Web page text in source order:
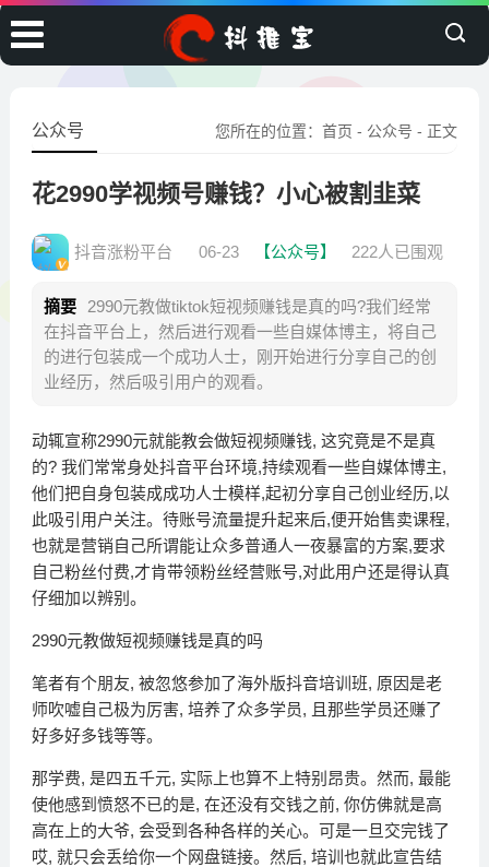
您所在的位置：首页 - 公众号 - 正文
公众号
花2990学视频号赚钱？小心被割韭菜
抖音涨粉平台 06-23 【公众号】 222人已围观
摘要
2990元教做tiktok短视频赚钱是真的吗?我们经常
在抖音平台上，然后进行观看一些自媒体博主，将自己
的进行包装成一个成功人士，刚开始进行分享自己的创
业经历，然后吸引用户的观看。
动辄宣称2990元就能教会做短视频赚钱, 这究竟是不是真
的? 我们常常身处抖音平台环境,持续观看一些自媒体博主,
他们把自身包装成成功人士模样,起初分享自己创业经历,以
此吸引用户关注。待账号流量提升起来后,便开始售卖课程,
也就是营销自己所谓能让众多普通人一夜暴富的方案,要求
自己粉丝付费,才肯带领粉丝经营账号,对此用户还是得认真
仔细加以辨别。
2990元教做短视频赚钱是真的吗
笔者有个朋友, 被忽悠参加了海外版抖音培训班, 原因是老
师吹嘘自己极为厉害, 培养了众多学员, 且那些学员还赚了
好多好多钱等等。
那学费, 是四五千元, 实际上也算不上特别昂贵。然而, 最能
使他感到愤怒不已的是, 在还没有交钱之前, 你仿佛就是高
高在上的大爷, 会受到各种各样的关心。可是一旦交完钱了
哎, 就只会丢给你一个网盘链接。然后, 培训也就此宣告结